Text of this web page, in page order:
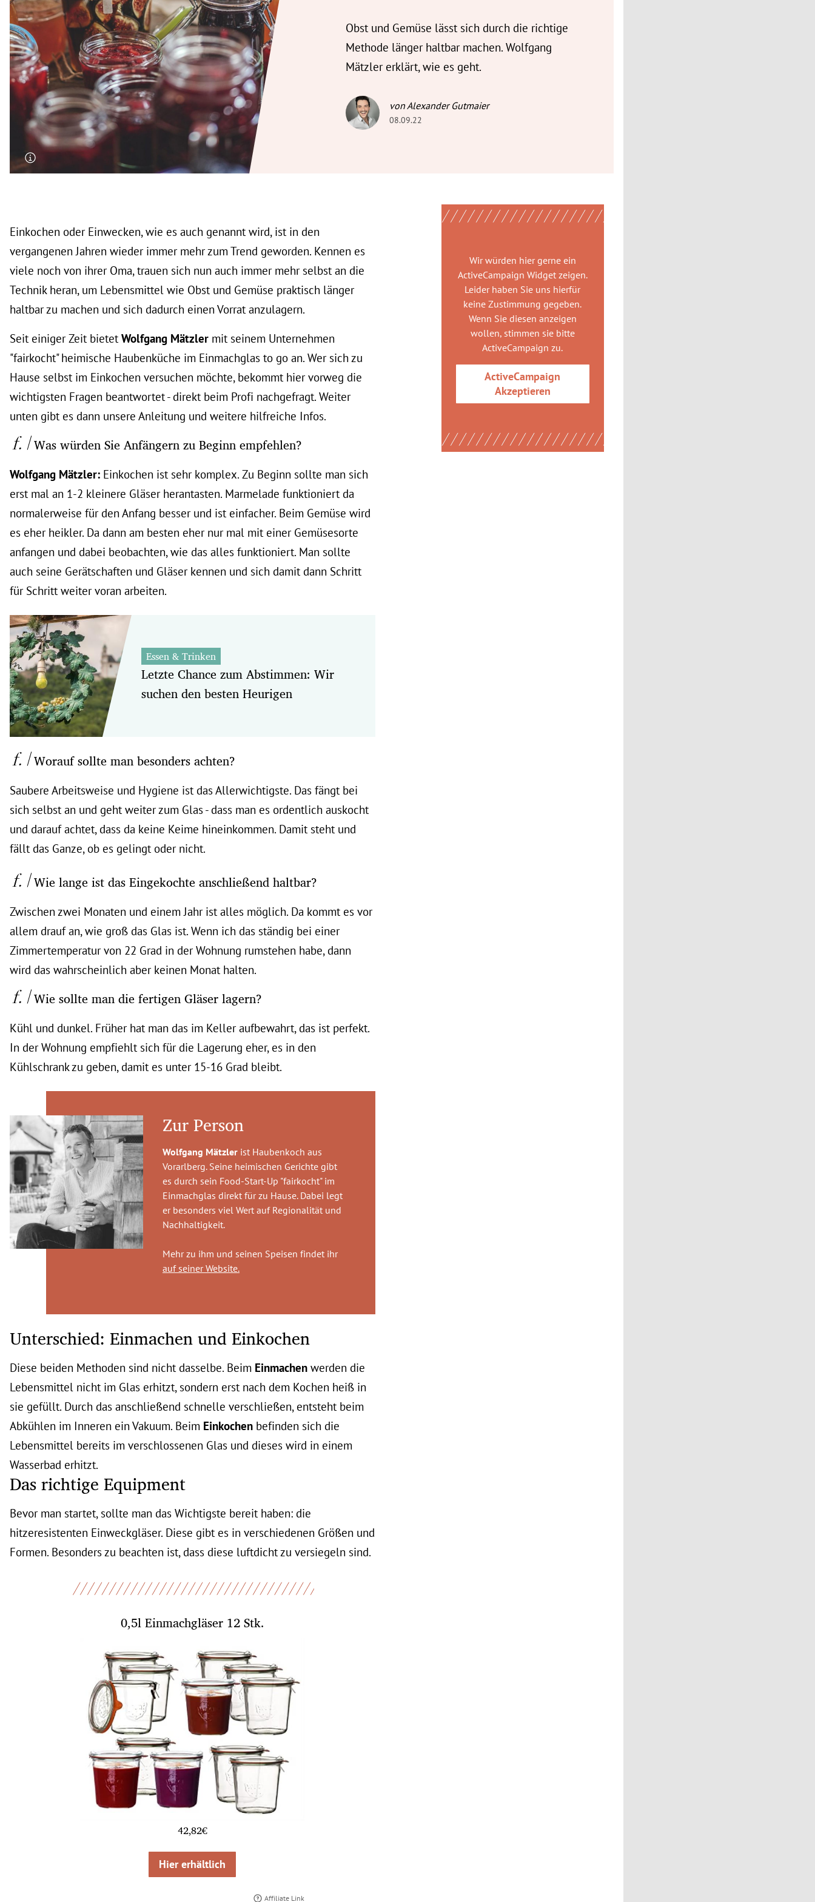
Untermenü
Untermenü
Untermenü
Untermenü
Untermenü
Untermenü
Obst und Gemüse lässt sich durch die richtige
Methode länger haltbar machen. Wolfgang
Mätzler erklärt, wie es geht.
von Alexander Gutmaier
08.09.22
Einkochen oder Einwecken, wie es auch genannt wird, ist in den
vergangenen Jahren wieder immer mehr zum Trend geworden. Kennen es
viele noch von ihrer Oma, trauen sich nun auch immer mehr selbst an die
Technik heran, um Lebensmittel wie Obst und Gemüse praktisch länger
haltbar zu machen und sich dadurch einen Vorrat anzulagern.
Seit einiger Zeit bietet Wolfgang Mätzler mit seinem Unternehmen
"fairkocht" heimische Haubenküche im Einmachglas to go an. Wer sich zu
Hause selbst im Einkochen versuchen möchte, bekommt hier vorweg die
wichtigsten Fragen beantwortet - direkt beim Profi nachgefragt. Weiter
unten gibt es dann unsere Anleitung und weitere hilfreiche Infos.
Was würden Sie Anfängern zu Beginn empfehlen?
Wolfgang Mätzler: Einkochen ist sehr komplex. Zu Beginn sollte man sich
erst mal an 1-2 kleinere Gläser herantasten. Marmelade funktioniert da
normalerweise für den Anfang besser und ist einfacher. Beim Gemüse wird
es eher heikler. Da dann am besten eher nur mal mit einer Gemüsesorte
anfangen und dabei beobachten, wie das alles funktioniert. Man sollte
auch seine Gerätschaften und Gläser kennen und sich damit dann Schritt
für Schritt weiter voran arbeiten.
Essen & Trinken
Letzte Chance zum Abstimmen: Wir
suchen den besten Heurigen
Worauf sollte man besonders achten?
Saubere Arbeitsweise und Hygiene ist das Allerwichtigste. Das fängt bei
sich selbst an und geht weiter zum Glas - dass man es ordentlich auskocht
und darauf achtet, dass da keine Keime hineinkommen. Damit steht und
fällt das Ganze, ob es gelingt oder nicht.
Wie lange ist das Eingekochte anschließend haltbar?
Zwischen zwei Monaten und einem Jahr ist alles möglich. Da kommt es vor
allem drauf an, wie groß das Glas ist. Wenn ich das ständig bei einer
Zimmertemperatur von 22 Grad in der Wohnung rumstehen habe, dann
wird das wahrscheinlich aber keinen Monat halten.
Wie sollte man die fertigen Gläser lagern?
Kühl und dunkel. Früher hat man das im Keller aufbewahrt, das ist perfekt.
In der Wohnung empfiehlt sich für die Lagerung eher, es in den
Kühlschrank zu geben, damit es unter 15-16 Grad bleibt.
Zur Person
Wolfgang Mätzler ist Haubenkoch aus
Vorarlberg. Seine heimischen Gerichte gibt
es durch sein Food-Start-Up "fairkocht" im
Einmachglas direkt für zu Hause. Dabei legt
er besonders viel Wert auf Regionalität und
Nachhaltigkeit.
Mehr zu ihm und seinen Speisen findet ihr
auf seiner Website.
Unterschied: Einmachen und Einkochen
Diese beiden Methoden sind nicht dasselbe. Beim Einmachen werden die
Lebensmittel nicht im Glas erhitzt, sondern erst nach dem Kochen heiß in
sie gefüllt. Durch das anschließend schnelle verschließen, entsteht beim
Abkühlen im Inneren ein Vakuum. Beim Einkochen befinden sich die
Lebensmittel bereits im verschlossenen Glas und dieses wird in einem
Wasserbad erhitzt.
Das richtige Equipment
Bevor man startet, sollte man das Wichtigste bereit haben: die
hitzeresistenten Einweckgläser. Diese gibt es in verschiedenen Größen und
Formen. Besonders zu beachten ist, dass diese luftdicht zu versiegeln sind.
0,5l Einmachgläser 12 Stk.
42,82€
Hier erhältlich
Affiliate Link
Wir würden hier gerne ein
ActiveCampaign Widgetzeigen.
Leider haben Sie uns hierfür
keine Zustimmung gegeben.
Wenn Sie diesen anzeigen
wollen, stimmen sie bitte
ActiveCampaign zu.
ActiveCampaign
Akzeptieren